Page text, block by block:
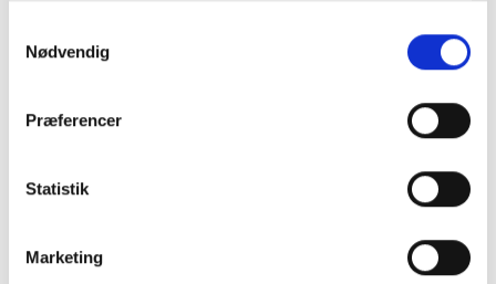
Nødvendig
Præferencer
Statistik
Marketing
deltagelsesnetværk for
Arbejder du med at understøtte og udvikle
beboerdemokrati i almene boligafdelinger? Så er
dette faglige netværk måske noget for dig.